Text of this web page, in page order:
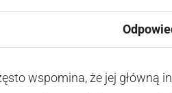
wspomina, że jej główną